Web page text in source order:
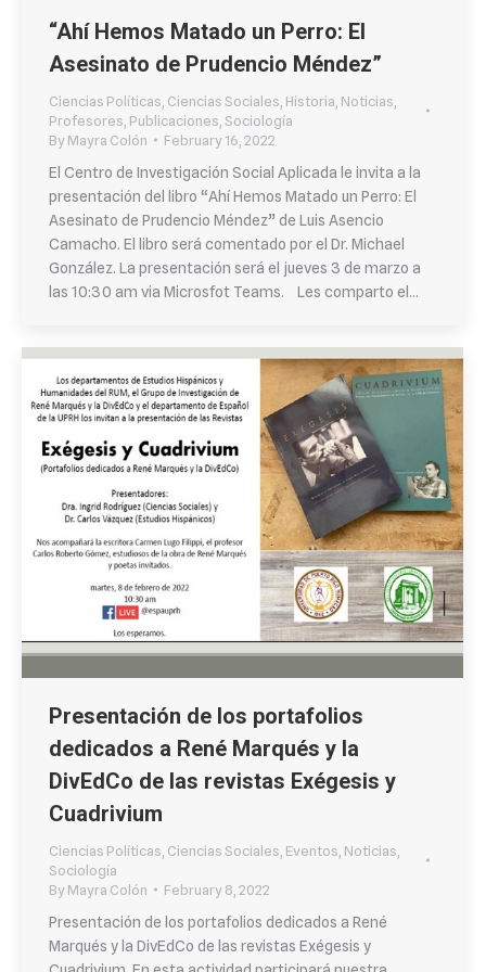
“Ahí Hemos Matado un Perro: El
Asesinato de Prudencio Méndez”
Ciencias Políticas, Ciencias Sociales, Historia, Noticias,
Profesores, Publicaciones,Sociología
ByMayra Colón
February 16, 2022
El Centro de Investigación Social Aplicada le invita a la
presentación del libro “Ahí Hemos Matado un Perro: El
Asesinato de Prudencio Méndez” de Luis Asencio
Camacho. El libro será comentado por el Dr. Michael
González. La presentación será el jueves 3 de marzo a
las 10:30 am via Microsfot Teams. Les comparto el…
Presentación de los portafolios
dedicados a René Marqués y la
DivEdCo de las revistas Exégesis y
Cuadrivium
Ciencias Políticas, Ciencias Sociales, Eventos, Noticias,
Sociología
ByMayra Colón
February 8, 2022
Presentación de los portafolios dedicados a René
Marqués y la DivEdCo de las revistas Exégesis y